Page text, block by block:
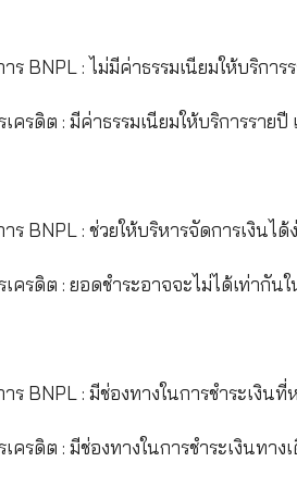
-บริการ BNPL : ช่วยทำให้เราเ
-บัตรเครดิต : บัตรเครดิตต้องตรว
-บริการ BNPL : ไม่มีสิทธิพิเศษให้